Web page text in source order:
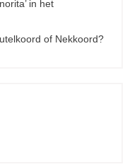
in het
of Nekkoord?